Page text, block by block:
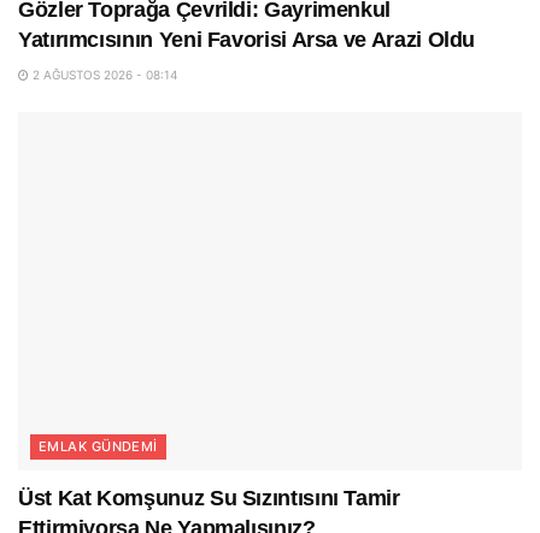
Gözler Toprağa Çevrildi: Gayrimenkul
Yatırımcısının Yeni Favorisi Arsa ve Arazi Oldu
2 AĞUSTOS 2026 - 08:14
EMLAK GÜNDEMI
Üst Kat Komşunuz Su Sızıntısını Tamir
Ettirmiyorsa Ne Yapmalısınız?